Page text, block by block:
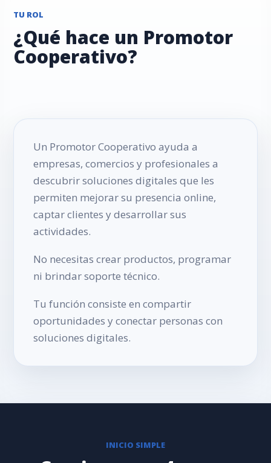
TU ROL
¿Qué hace un Promotor
Cooperativo?
Un Promotor Cooperativo ayuda a
empresas, comercios y profesionales a
descubrir soluciones digitales que les
permiten mejorar su presencia online,
captar clientes y desarrollar sus
actividades.
No necesitas crear productos, programar
ni brindar soporte técnico.
Tu función consiste en compartir
oportunidades y conectar personas con
soluciones digitales.
INICIO SIMPLE